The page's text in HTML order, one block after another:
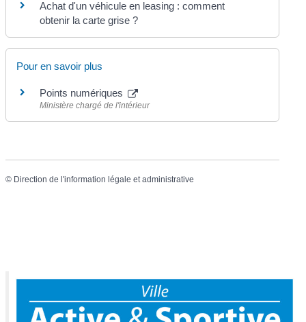
Achat d'un véhicule en leasing : comment
obtenir la carte grise ?
Pour en savoir plus
Points numériques
Ministère chargé de l'intérieur
© Direction de l'information légale et administrative